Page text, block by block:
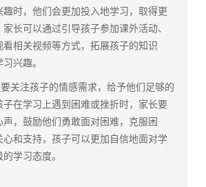
时，他们会更加投入地学习，取得更
长可以通过引导孩子参加课外活动、
看相关视频等方式，拓展孩子的知识
兴趣。
注孩子的情感需求，给予他们足够的
子在学习上遇到困难或挫折时，家长要
，鼓励他们勇敢面对困难，克服困
心和支持，孩子可以更加自信地面对学
学习态度。